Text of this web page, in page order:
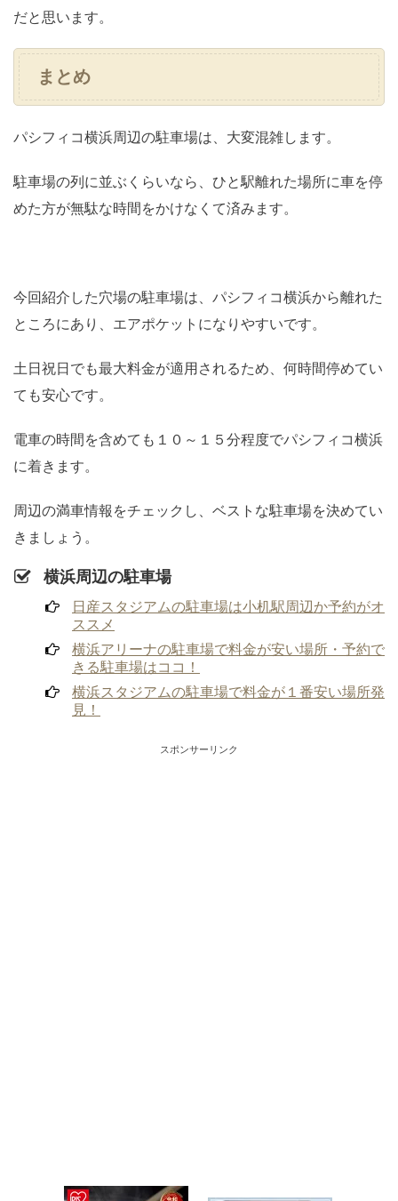
だと思います。
まとめ
パシフィコ横浜周辺の駐車場は、大変混雑します。
駐車場の列に並ぶくらいなら、ひと駅離れた場所に車を停
めた方が無駄な時間をかけなくて済みます。
今回紹介した穴場の駐車場は、パシフィコ横浜から離れた
ところにあり、エアポケットになりやすいです。
土日祝日でも最大料金が適用されるため、何時間停めてい
ても安心です。
電車の時間を含めても１０～１５分程度でパシフィコ横浜
に着きます。
周辺の満車情報をチェックし、ベストな駐車場を決めてい
きましょう。
横浜周辺の駐車場
日産スタジアムの駐車場は小机駅周辺か予約がオ
ススメ
横浜アリーナの駐車場で料金が安い場所・予約で
きる駐車場はココ！
横浜スタジアムの駐車場で料金が１番安い場所発
見！
スポンサーリンク